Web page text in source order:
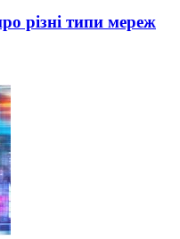
різні типи мереж